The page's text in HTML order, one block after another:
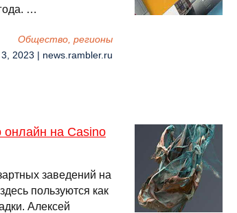
…
Общество, регионы
3, 2023 | news.rambler.ru
онлайн на Casino
заведений на
пользуются как
Алексей